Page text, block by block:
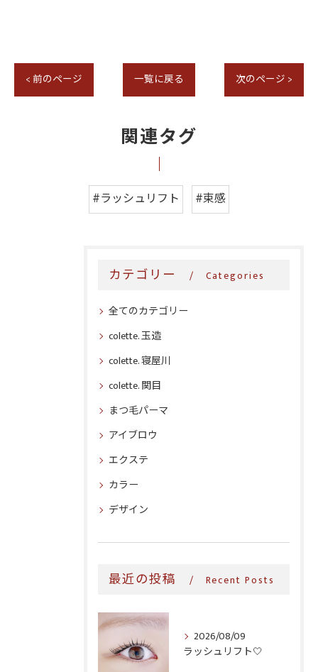
< 前のページ 一覧に戻る 次のページ >
関連タグ
#ラッシュリフト #束感
カテゴリー Categories
全てのカテゴリー
colette. 玉造
colette. 寝屋川
colette. 関目
まつ毛パーマ
アイブロウ
エクステ
カラー
デザイン
最近の投稿 Recent Posts
2026/08/09
ラッシュリフト‎🤍